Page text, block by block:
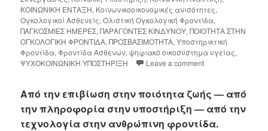
ΚΟΙΝΩΝΙΚΗ ΕΝΤΑΞΗ, Κοινωνικοοικονομικές ανισότητες,
Ογκολογικοί Ασθενείς,Ολιστική Ογκολογική Φροντίδα,
ΠΑΓΚΟΣΜΙΕΣ ΗΜΕΡΕΣ,ΠΑΡΑΓΟΝΤΕΣ ΚΙΝΔΥΝΟΥ,ΠΟΙΟΤΗΤΑ ΣΤΗΝ
ΟΓΚΟΛΟΓΙΚΗ ΦΡΟΝΤΙΔΑ,ΠΡΟΣΒΑΣΙΜΟΤΗΤΑ,Υποστηρικτική
Φροντίδα, Φροντίδα Ασθενών,ψηφιακό οικοσύστημα υγείας,
ΨΥΧΟΚΟΙΝΩΝΙΚΗ ΥΠΟΣΤΗΡΙΞΗ
Leave a comment
Aπό την επιβίωση στην ποιότητα ζωής — από
την πληροφορία στην υποστήριξη — από την
τεχνολογία στην ανθρώπινη φροντίδα.